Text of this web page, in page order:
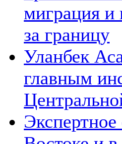
миграция и
за границу
Уланбек
главным